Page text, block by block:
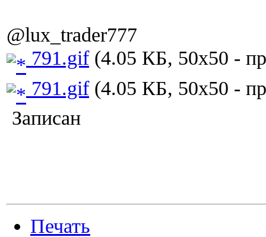
@lux_trader777
791.gif(4.05 КБ, 50x50 -
791.gif(4.05 КБ, 50x50 -
Записан
Печать